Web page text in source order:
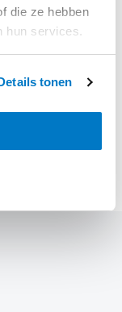
die ze hebben
hun services.
tonen